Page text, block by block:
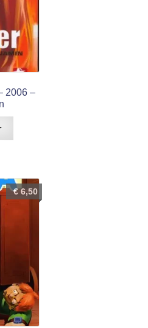
2006 –
€6,50